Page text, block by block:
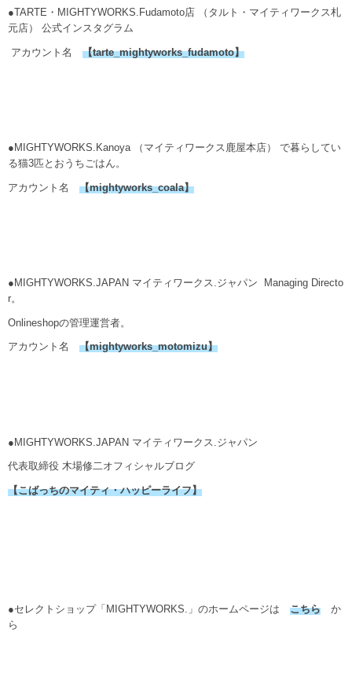
●TARTE・MIGHTYWORKS.Fudamoto店 （タルト・マイティワークス札
元店） 公式インスタグラム
アカウント名 【tarte_mightyworks_fudamoto】
●MIGHTYWORKS.Kanoya （マイティワークス鹿屋本店） で暮らしてい
る猫3匹とおうちごはん。
アカウント名 【mightyworks_coala】
●MIGHTYWORKS.JAPAN マイティワークス.ジャパン Managing Directo
r。
Onlineshopの管理運営者。
アカウント名 【mightyworks_motomizu】
●MIGHTYWORKS.JAPAN マイティワークス.ジャパン
代表取締役 木場修二オフィシャルブログ
【こばっちのマイティ・ハッピーライフ】
●セレクトショップ「MIGHTYWORKS.」のホームページは こちら か
ら